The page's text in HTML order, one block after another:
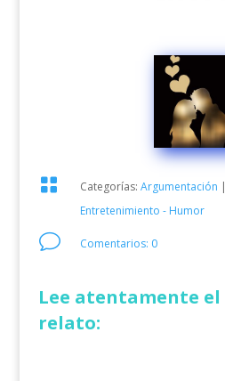
 Categorías: Argumentación |
Entretenimiento - Humor
v Comentarios: 0
Lee atentamente
relato: